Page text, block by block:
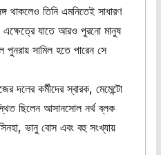
থাকলেও তিনি এমনিতেই সাধারণ
এক্ষেত্রে যাতে আরও পুরনো মানুষ
পুনরায় সামিল হতে পারেন সে
দলের কর্মীদের স্বারক, মেমেন্টো
ছিলেন আসানসোল নর্থ ব্লক
ভানু বোস এবং বহু সংখ্যায়